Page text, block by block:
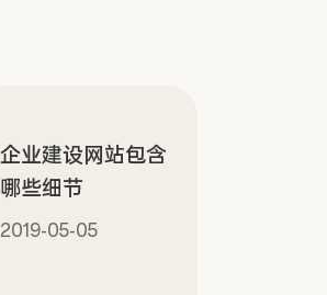
企业建设网站包含
哪些细节
2019-05-05